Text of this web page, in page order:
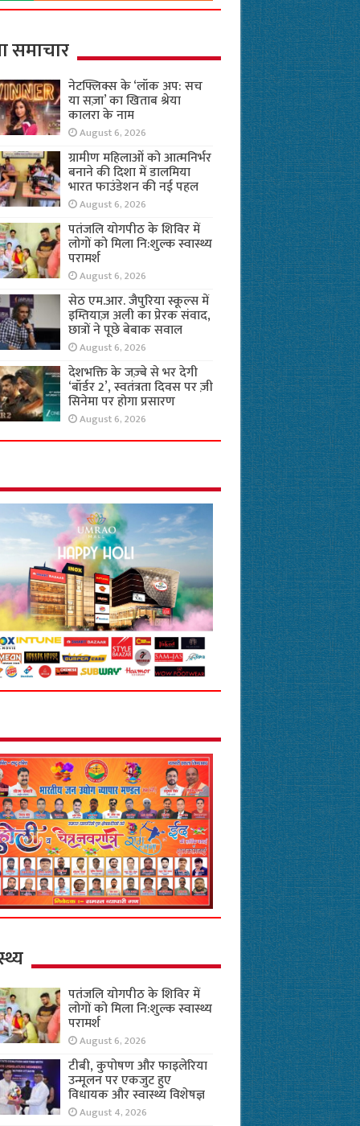
समाचार
नेटफ्लिक्स के ‘लॉक अप: सच
या सज़ा’ का खिताब श्रेया
कालरा के नाम
August 6, 2026
ग्रामीण महिलाओं को आत्मनिर्भर
बनाने की दिशा में डालमिया
भारत फाउंडेशन की नई पहल
August 6, 2026
पतंजलि योगपीठ के शिविर में
लोगों को मिला नि:शुल्क स्वास्थ्य
परामर्श
August 6, 2026
सेठ एम.आर. जैपुरिया स्कूल्स में
इम्तियाज़ अली का प्रेरक संवाद,
छात्रों ने पूछे बेबाक सवाल
August 6, 2026
देशभक्ति के जज़्बे से भर देगी
‘बॉर्डर 2’, स्वतंत्रता दिवस पर ज़ी
सिनेमा पर होगा प्रसारण
August 6, 2026
पतंजलि योगपीठ के शिविर में
लोगों को मिला नि:शुल्क स्वास्थ्य
परामर्श
August 6, 2026
टीबी, कुपोषण और फाइलेरिया
उन्मूलन पर एकजुट हुए
विधायक और स्वास्थ्य विशेषज्ञ
August 4, 2026